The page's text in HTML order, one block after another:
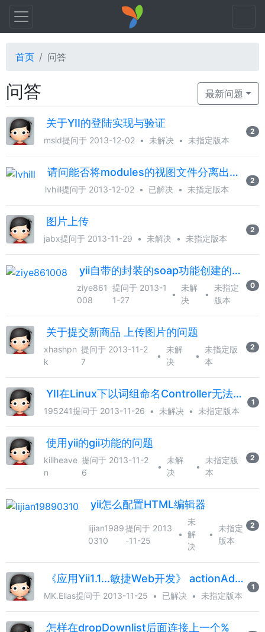
首页 问答
问答 最新问题
关于YII的登陆实现与验证
msld提问于 2013-12-02 • 未解决 • 未指定版本
2
请问能否将modules的视图文件分离出来放在themes目录下?
lvhill提问于 2013-12-02 • 已解决 • 未指定版本
2
图片上传
jabx提问于 2013-11-29 • 未解决 • 未指定版本
2
yii自带的封装的soap功能创建的web service遇见问题？
ziye861
008
提问于 2013-1
1-27
•
未解
决
•
未指定
版本
0
关于提交新商品 上传图片的问题
xhashpn
k
提问于 2013-11-2
7
•
未解
决
•
未指定版
本
2
YII在Linux下以词组命名Controller无法解析请求，求助！求解！
195241提问于 2013-11-26 • 未解决 • 未指定版本
1
使用yii的gii功能的问题
killheave
n
提问于 2013-11-2
6
•
未解
决
•
未指定版
本
2
yii怎么配置HTML编辑器
lijian1989
0310
提问于 2013
-11-25
•
未
解
决
•
未指定
版本
2
《应用Yii1.1...敏捷Web开发》 actionAdduser的问题
MK.Elias提问于 2013-11-25 • 已解决 • 未指定版本
1
怎样在dropDownlist后面连接上一个%